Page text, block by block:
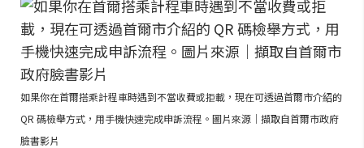
如果你在首爾搭乘計程車時遇到不當收費或拒載，現在可透過首爾市介紹的
QR 碼檢舉方式，用手機快速完成申訴流程。圖片來源｜擷取自首爾市政府
臉書影片